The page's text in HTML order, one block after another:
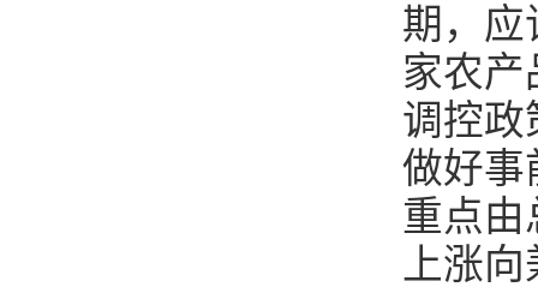
期，应
家农产
调控政
做好事
重点由
上涨